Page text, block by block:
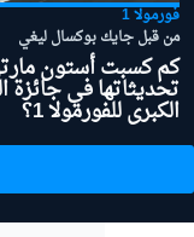
فورمولا 1
من قبل جايك بوكسال ليغي
كم كسبت أستون
تحديثاتها في جائزة
الكبرى للفورمولا 1؟